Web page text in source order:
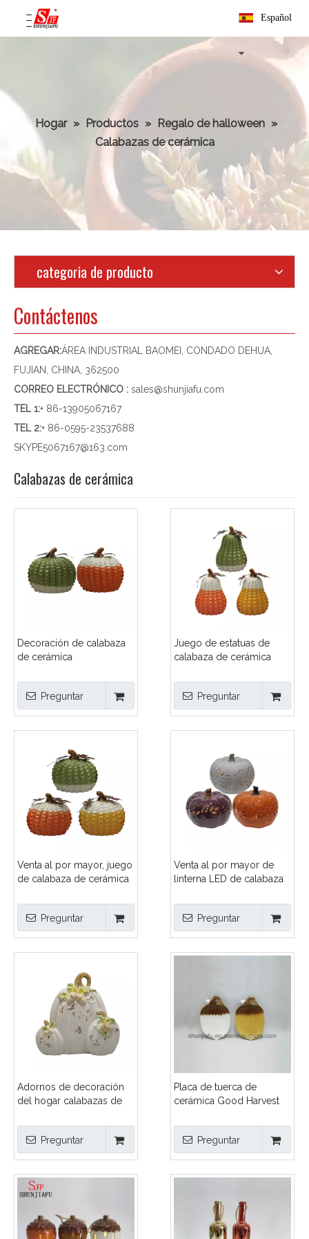
Español
Hogar » Productos » Regalo de halloween »
Calabazas de cerámica
categoria de producto
Contáctenos
AGREGAR:ÁREA INDUSTRIAL BAOMEI, CONDADO DEHUA,
FUJIAN, CHINA, 362500
CORREO ELECTRÓNICO : sales@shunjiafu.com
TEL 1:+ 86-13905067167
TEL 2:+ 86-0595-23537688
SKYPE5067167@163.com
Calabazas de cerámica
Decoración de calabaza
de cerámica
de estatuillas de
porcelana con textura de
diamante OEM ODM para
Preguntar
Juego de estatuas de
calabaza de cerámica
mano, adorno navideño
de porcelana de cosecha
de otoño con detalles de
Preguntar
Venta al por mayor, juego
de calabaza de cerámica
cosecha de otoño,
decoración de mesa de
Acción de Gracias,
Preguntar
Venta al por mayor de
linterna LED de calabaza
diseños de hojas huecas,
cosecha de otoño,
decoración del hogar de
Preguntar
Adornos de decoración
del hogar calabazas de
artificialmente
Preguntar
Placa de tuerca de
cerámica Good Harvest
Preguntar